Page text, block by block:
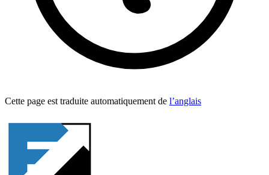
Cette page est traduite automa­tique­ment de l’anglais